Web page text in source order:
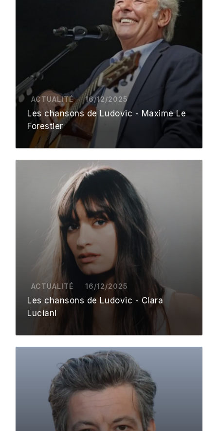
ACTUALITÉ 16/12/2025
Les chansons de Ludovic - Maxime Le
Forestier
ACTUALITÉ 16/12/2025
Les chansons de Ludovic - Clara
Luciani